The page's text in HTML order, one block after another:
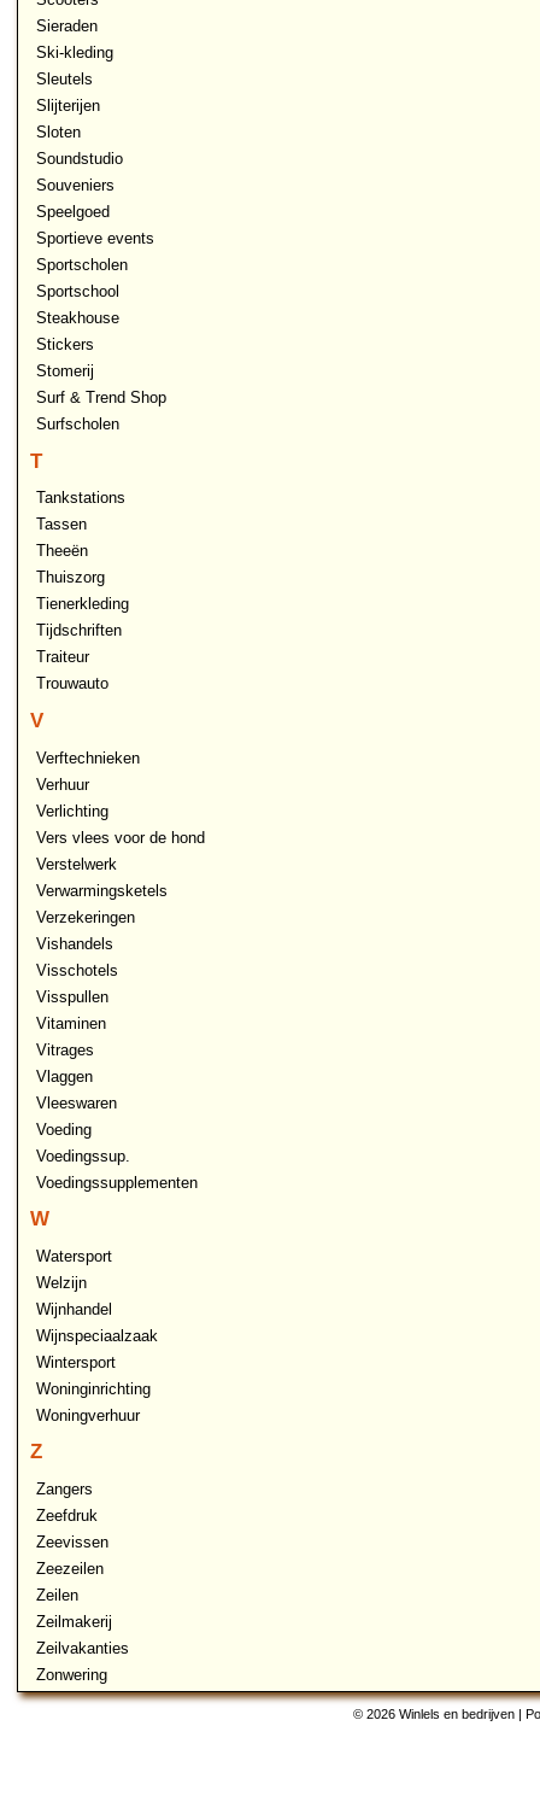
Sieraden
Ski-kleding
Sleutels
Slijterijen
Sloten
Soundstudio
Souveniers
Speelgoed
Sportieve events
Sportscholen
Sportschool
Steakhouse
Stickers
Stomerij
Surf & Trend Shop
Surfscholen
T
Tankstations
Tassen
Theeën
Thuiszorg
Tienerkleding
Tijdschriften
Traiteur
Trouwauto
V
Verftechnieken
Verhuur
Verlichting
Vers vlees voor de hond
Verstelwerk
Verwarmingsketels
Verzekeringen
Vishandels
Visschotels
Visspullen
Vitaminen
Vitrages
Vlaggen
Vleeswaren
Voeding
Voedingssup.
Voedingssupplementen
W
Watersport
Welzijn
Wijnhandel
Wijnspeciaalzaak
Wintersport
Woninginrichting
Woningverhuur
Z
Zangers
Zeefdruk
Zeevissen
Zeezeilen
Zeilen
Zeilmakerij
Zeilvakanties
Zonwering
© 2026 Winlels en bedrijven |